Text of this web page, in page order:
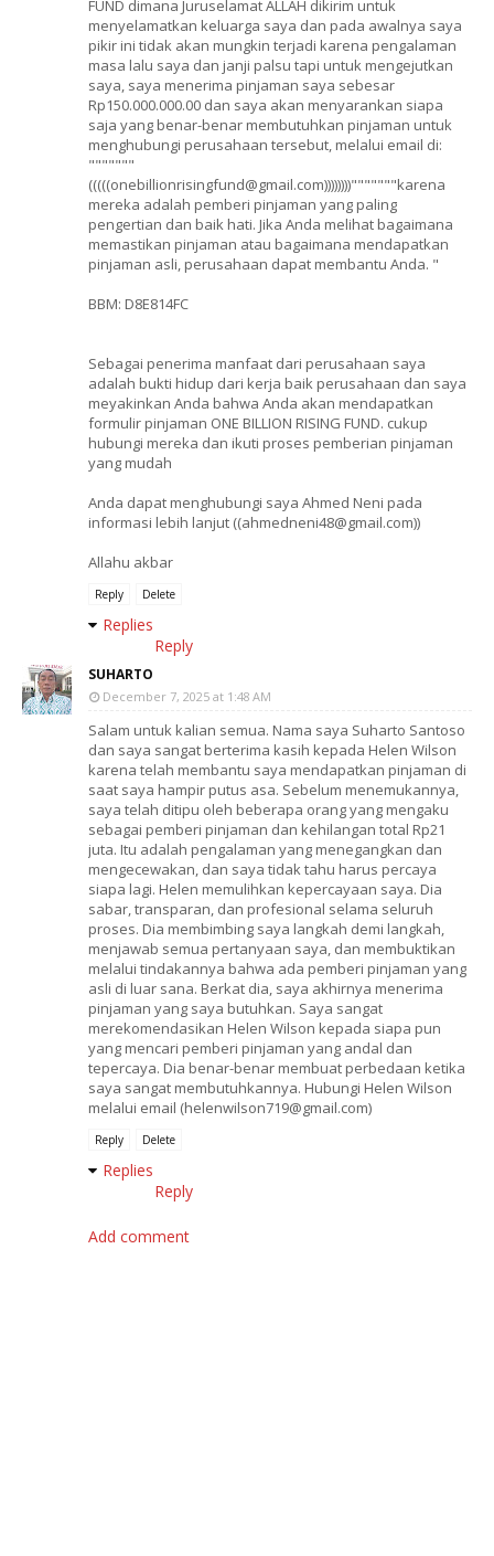
FUND dimana Juruselamat ALLAH dikirim untuk
menyelamatkan keluarga saya dan pada awalnya saya
pikir ini tidak akan mungkin terjadi karena pengalaman
masa lalu saya dan janji palsu tapi untuk mengejutkan
saya, saya menerima pinjaman saya sebesar
Rp150.000.000.00 dan saya akan menyarankan siapa
saja yang benar-benar membutuhkan pinjaman untuk
menghubungi perusahaan tersebut, melalui email di:
"""""""
(((((onebillionrisingfund@gmail.com))))))))"""""""karena
mereka adalah pemberi pinjaman yang paling
pengertian dan baik hati. Jika Anda melihat bagaimana
memastikan pinjaman atau bagaimana mendapatkan
pinjaman asli, perusahaan dapat membantu Anda. "
BBM: D8E814FC
Sebagai penerima manfaat dari perusahaan saya
adalah bukti hidup dari kerja baik perusahaan dan saya
meyakinkan Anda bahwa Anda akan mendapatkan
formulir pinjaman ONE BILLION RISING FUND. cukup
hubungi mereka dan ikuti proses pemberian pinjaman
yang mudah
Anda dapat menghubungi saya Ahmed Neni pada
informasi lebih lanjut ((ahmedneni48@gmail.com))
Allahu akbar
Reply Delete
Replies
Reply
SUHARTO
December 7, 2025 at 1:48 AM
Salam untuk kalian semua. Nama saya Suharto Santoso
dan saya sangat berterima kasih kepada Helen Wilson
karena telah membantu saya mendapatkan pinjaman di
saat saya hampir putus asa. Sebelum menemukannya,
saya telah ditipu oleh beberapa orang yang mengaku
sebagai pemberi pinjaman dan kehilangan total Rp21
juta. Itu adalah pengalaman yang menegangkan dan
mengecewakan, dan saya tidak tahu harus percaya
siapa lagi. Helen memulihkan kepercayaan saya. Dia
sabar, transparan, dan profesional selama seluruh
proses. Dia membimbing saya langkah demi langkah,
menjawab semua pertanyaan saya, dan membuktikan
melalui tindakannya bahwa ada pemberi pinjaman yang
asli di luar sana. Berkat dia, saya akhirnya menerima
pinjaman yang saya butuhkan. Saya sangat
merekomendasikan Helen Wilson kepada siapa pun
yang mencari pemberi pinjaman yang andal dan
tepercaya. Dia benar-benar membuat perbedaan ketika
saya sangat membutuhkannya. Hubungi Helen Wilson
melalui email (helenwilson719@gmail.com)
Reply Delete
Replies
Reply
Add comment